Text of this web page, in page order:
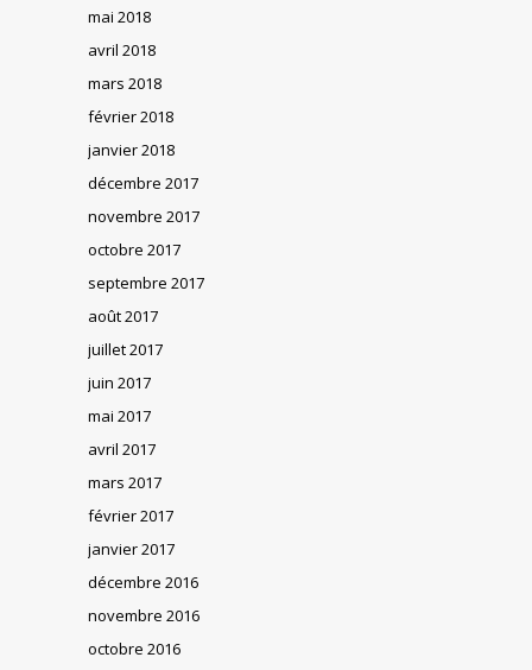
mai 2018
avril 2018
mars 2018
février 2018
janvier 2018
décembre 2017
novembre 2017
octobre 2017
septembre 2017
août 2017
juillet 2017
juin 2017
mai 2017
avril 2017
mars 2017
février 2017
janvier 2017
décembre 2016
novembre 2016
octobre 2016